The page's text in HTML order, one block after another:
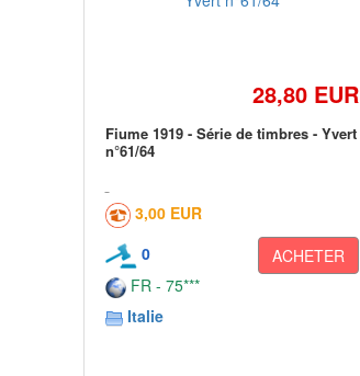
28,80 EUR
Fiume 1919 - Série de timbres - Yvert
n°61/64
3,00 EUR
0
ACHETER
FR - 75***
Italie